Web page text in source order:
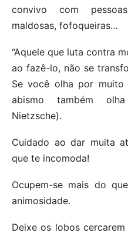
convivo com
maldosas, fofoqueiras…
“Aquele que luta contra
ao fazê-lo, não se
Se você olha por
abismo também
Nietzsche).
Cuidado ao dar muita
que te incomoda!
Ocupem-se mais do
animosidade.
Deixe os lobos